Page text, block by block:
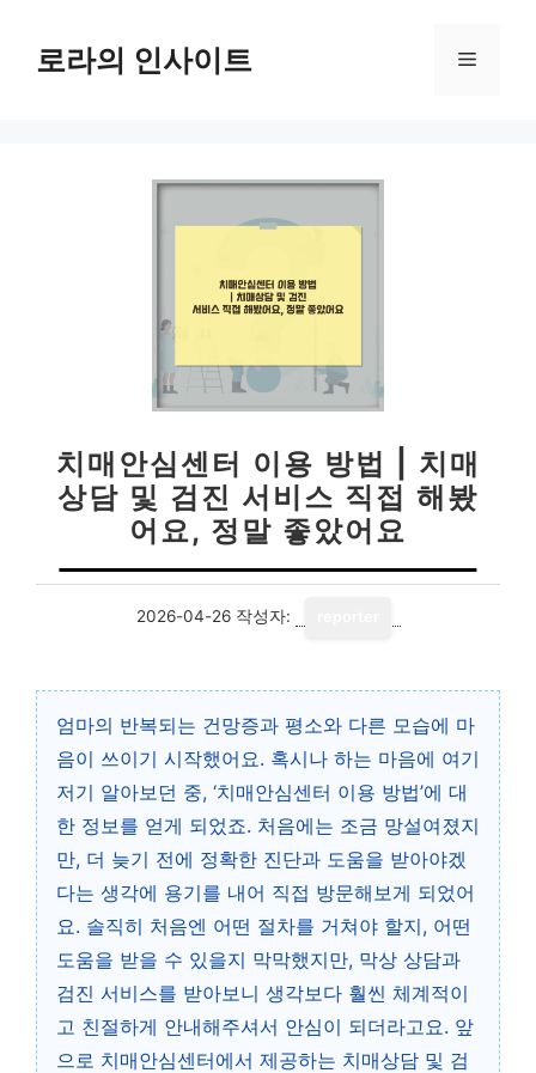
로라의 인사이트 메
치매안심센터 이용 방법 | 치매
상담 및 검진 서비스 직접 해봤
어요, 정말 좋았어요
2026-04-26 작성자:
엄마의 반복되는 건망증과 평소와 다른 모습에 마
음이 쓰이기 시작했어요. 혹시나 하는 마음에 여기
저기 알아보던 중, ‘치매안심센터 이용 방법’에 대
한 정보를 얻게 되었죠. 처음에는 조금 망설여졌지
만, 더 늦기 전에 정확한 진단과 도움을 받아야겠
다는 생각에 용기를 내어 직접 방문해보게 되었어
요. 솔직히 처음엔 어떤 절차를 거쳐야 할지, 어떤
도움을 받을 수 있을지 막막했지만, 막상 상담과
검진 서비스를 받아보니 생각보다 훨씬 체계적이
고 친절하게 안내해주셔서 안심이 되더라고요. 앞
으로 치매안심센터에서 제공하는 치매상담 및 검